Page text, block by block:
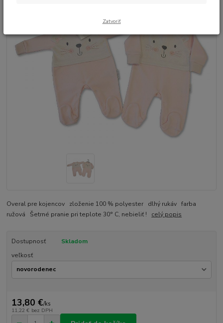
Overal pre kojencov zloženie 100 % polyester dlhý rukáv farba
ružová Šetrné pranie pri teplote 30° C, nebieliť ! celý popis
Dostupnosť
Skladom
veľkosť
13,80 €/ks
11,22 € bez DPH
Zatvoriť